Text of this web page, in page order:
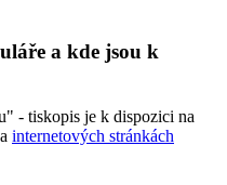
a kde jsou k
- tiskopis je k dispozici na
internetových stránkách